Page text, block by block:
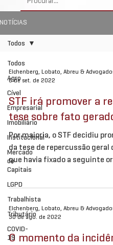
NOTÍCIAS
Todos
Agro
Cível
Empresarial
Imobiliário
Institucional
Mercado
de
Capitais
LGPD
Trabalhista
Tributário
COVID-
19
Todos
6 de set. de 2022
STF irá promover a
tese sobre fato
Por maioria, o STF decidiu
da tese de repercussão geral
que havia fixado a seguinte
fato...
30 de ago. de 2022
O momento da